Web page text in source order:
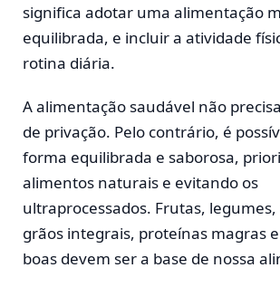
significa adotar uma alimentação
equilibrada, e incluir a atividade
rotina diária.
A alimentação saudável não
de privação. Pelo contrário, é
forma equilibrada e saborosa,
alimentos naturais e evitando os
ultraprocessados. Frutas,
grãos integrais, proteínas magras
boas devem ser a base de nossa